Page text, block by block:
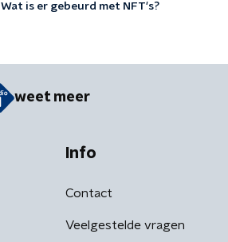
Wat is er gebeurd met NFT's?
weet meer
Info
Contact
Veelgestelde vragen